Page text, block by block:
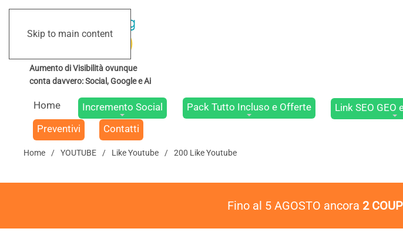
Skip to main content
Home Incremento Social Pack Tutto Incluso e Offerte Link SEO GEO
Preventivi
Contatti
Home YOUTUBE Like Youtube 200 Like Youtube
Fino al 5 AGOSTO ancora 2